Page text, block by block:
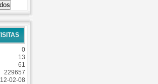
0
13
61
229657
02-08